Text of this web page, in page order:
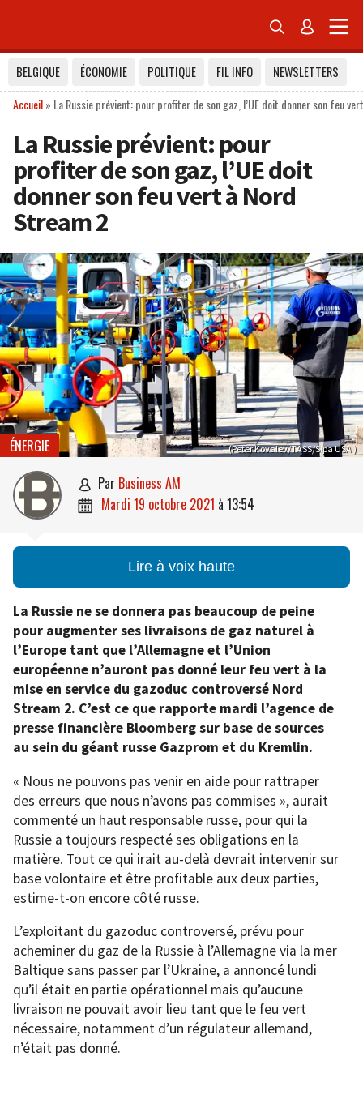
 
BELGIQUE ÉCONOMIE POLITIQUE FIL INFO
NEWSLETTERS
Accueil» La Russie prévient: pour profiter de son gaz, l’UE doit donner son feu
La Russie prévient: pour
profiter de son gaz, l’UE doit
donner son feu vert à Nord
Stream 2
(Peter Kovalev/TASS/Sipa USA )
ÉNERGIE
 par Business AM
 mardi 19 octobre 2021 à 13:54
Lire à voix haute
La Russie ne se donnera pas beaucoup de peine
pour augmenter ses livraisons de gaz naturel à
l’Europe tant que l’Allemagne et l’Union
européenne n’auront pas donné leur feu vert à la
mise en service du gazoduc controversé Nord
Stream 2. C’est ce que rapporte mardi l’agence de
presse financière Bloomberg sur base de sources
au sein du géant russe Gazprom et du Kremlin.
« Nous ne pouvons pas venir en aide pour rattraper
des erreurs que nous n’avons pas commises », aurait
commenté un haut responsable russe, pour qui la
Russie a toujours respecté ses obligations en la
matière. Tout ce qui irait au-delà devrait intervenir sur
base volontaire et être profitable aux deux parties,
estime-t-on encore côté russe.
L’exploitant du gazoduc controversé, prévu pour
acheminer du gaz de la Russie à l’Allemagne via la mer
Baltique sans passer par l’Ukraine, a annoncé lundi
qu’il était en partie opérationnel mais qu’aucune
livraison ne pouvait avoir lieu tant que le feu vert
nécessaire, notamment d’un régulateur allemand,
n’était pas donné.